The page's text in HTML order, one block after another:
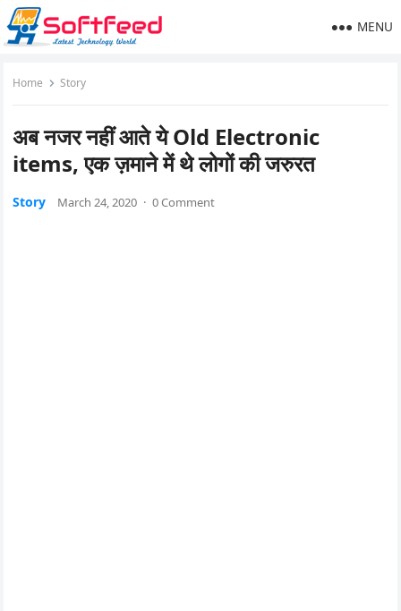
MENU
Home Story
अब नजर नहीं आते ये Old Electronic
items, एक ज़माने में थे लोगों की जरुरत
Story March 24, 2020 · 0 Comment